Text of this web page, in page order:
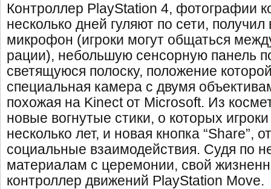
Контроллер PlayStation 4, фотографии
несколько дней гуляют по сети,
микрофон (игроки могут общаться
рации), небольшую сенсорную панель
светящуюся полоску, положение
специальная камера с двумя
похожая на Kinect от Microsoft. Из
новые вогнутые стики, о которых
несколько лет, и новая кнопка “Share”,
социальные взаимодействия. Судя по
материалам с церемонии, свой
контроллер движений PlayStation Move.